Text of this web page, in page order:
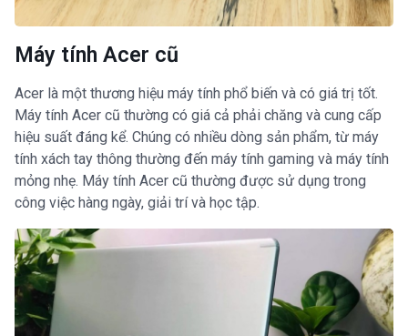
Máy tính Acer cũ
Acer là một thương hiệu máy tính phổ biến và có giá trị tốt.
Máy tính Acer cũ thường có giá cả phải chăng và cung cấp
hiệu suất đáng kể. Chúng có nhiều dòng sản phẩm, từ máy
tính xách tay thông thường đến máy tính gaming và máy tính
mỏng nhẹ. Máy tính Acer cũ thường được sử dụng trong
công việc hàng ngày, giải trí và học tập.